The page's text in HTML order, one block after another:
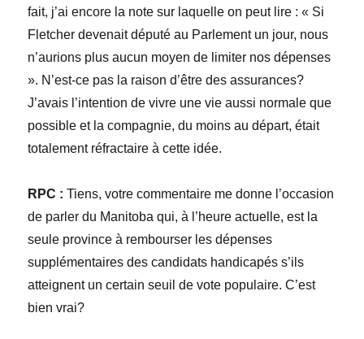
fait, j’ai encore la note sur laquelle on peut lire : « Si
Fletcher devenait député au Parlement un jour, nous
n’aurions plus aucun moyen de limiter nos dépenses
». N’est-ce pas la raison d’être des assurances?
J’avais l’intention de vivre une vie aussi normale que
possible et la compagnie, du moins au départ, était
totalement réfractaire à cette idée.
RPC : Tiens, votre commentaire me donne l’occasion
de parler du Manitoba qui, à l’heure actuelle, est la
seule province à rembourser les dépenses
supplémentaires des candidats handicapés s’ils
atteignent un certain seuil de vote populaire. C’est
bien vrai?